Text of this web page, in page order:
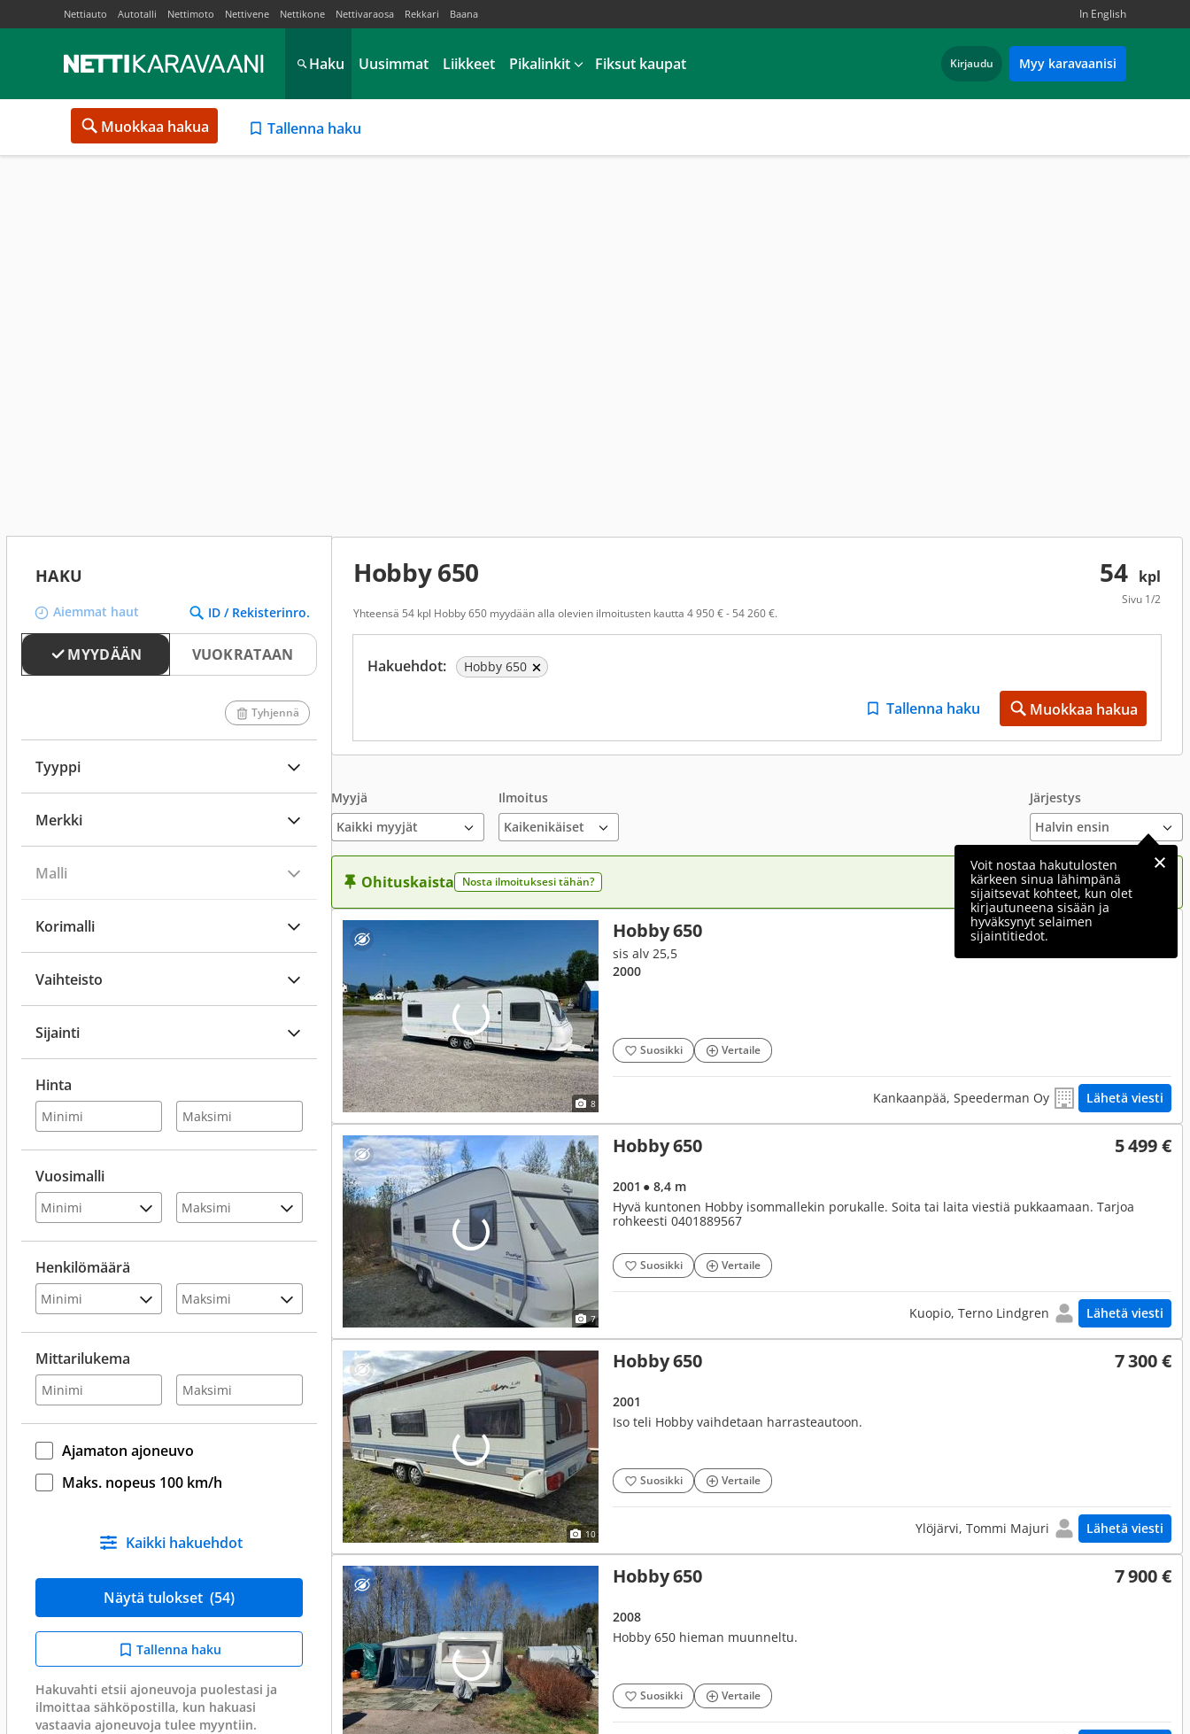
Nettiauto Autotalli Nettimoto Nettivene Nettikone Nettivaraosa Rekkari Baana In English
Haku Uusimmat Liikkeet Pikalinkit Fiksut kaupat Kirjaudu Myy karavaanisi
Muokkaa hakua Tallenna haku
HAKU
Aiemmat haut ID / Rekisterinro.
MYYDÄÄN VUOKRATAAN
Tyhjennä
Tyyppi
Merkki
Malli
Korimalli
Vaihteisto
Sijainti
Henkilömäärä
Mittarilukema
Vuosimalli
Hinta
Ajamaton ajoneuvo
Maks. nopeus 100 km/h
Kaikki hakuehdot
Näytä tulokset (54)
Tallenna haku
Hakuvahti etsii ajoneuvoja puolestasi ja
ilmoittaa sähköpostilla, kun hakuasi
vastaavia ajoneuvoja tulee myyntiin.
54 kpl
Sivu 1/2
Hobby 650
Yhteensä 54 kpl Hobby 650 myydään alla olevien ilmoitusten kautta 4 950 € - 54 260 €.
Hakuehdot: Hobby 650
Tallenna haku Muokkaa hakua
Myyjä
Kaikki myyjät
Ilmoitus Järjestys
Voit nostaa hakutulosten
kärkeen sinua lähimpänä
sijaitsevat kohteet, kun olet
kirjautuneena sisään ja
hyväksynyt selaimen
sijaintitiedot.
Ohituskaista Nosta ilmoituksesi tähän?
8
Hobby 650
sis alv 25,5
2000
Suosikki Vertaile
Kankaanpää, Speederman Oy Lähetä viesti
7
Hobby 650 5 499 €
2001 ● 8,4 m
Hyvä kuntonen Hobby isommallekin porukalle. Soita tai laita viestiä pukkaamaan. Tarjoa
rohkeesti 0401889567
Suosikki Vertaile
Kuopio, Terno Lindgren Lähetä viesti
10
Hobby 650 7 300 €
2001
Iso teli Hobby vaihdetaan harrasteautoon.
Suosikki Vertaile
Ylöjärvi, Tommi Majuri Lähetä viesti
Hobby 650 7 900 €
2008
Hobby 650 hieman muunneltu.
Suosikki Vertaile